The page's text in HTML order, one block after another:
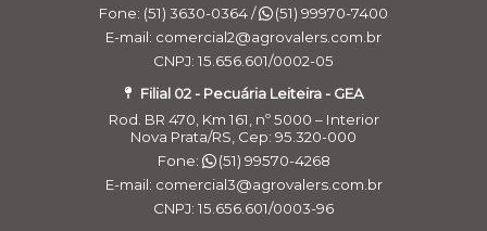
Fone: (51) 3630-0364 /
(51) 99970-7400
E-mail: comercial2@agrovalers.com.br
CNPJ: 15.656.601/0002-05
Filial 02 - Pecuária Leiteira - GEA
Rod. BR 470, Km 161, nº 5000 – Interior
Nova Prata/RS, Cep: 95.320-000
Fone:
(51) 99570-4268
E-mail: comercial3@agrovalers.com.br
CNPJ: 15.656.601/0003-96